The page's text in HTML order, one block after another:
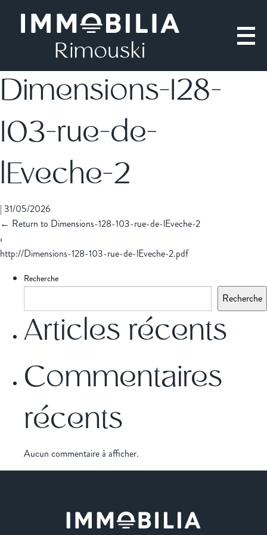
Dimensions-128-
103-rue-de-
lEveche-2
| 31/05/2026
← Return to Dimensions-128-103-rue-de-lEveche-2
‹
http://Dimensions-128-103-rue-de-lEveche-2.pdf
Recherche
Recherche
Articles récents
Commentaires
récents
Aucun commentaire à afficher.